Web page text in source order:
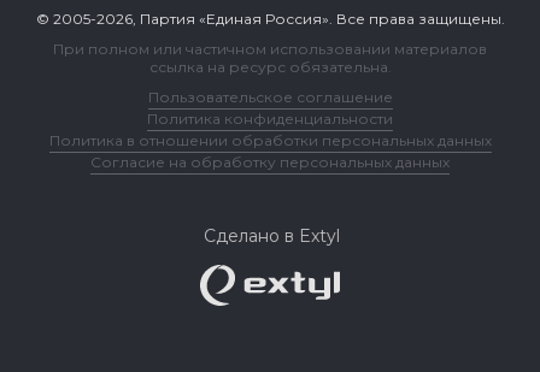
© 2005-2026, Партия «Единая Россия». Все права защищены.
При полном или частичном использовании материалов
ссылка на ресурс обязательна.
Пользовательское соглашение
Политика конфиденциальности
Политика в отношении обработки персональных данных
Согласие на обработку персональных данных
Сделано в Extyl